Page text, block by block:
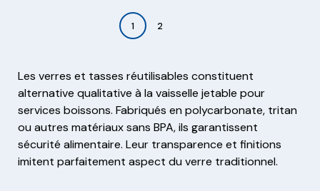
1 2
Les verres et tasses réutilisables constituent
alternative qualitative à la vaisselle jetable pour
services boissons. Fabriqués en polycarbonate, tritan
ou autres matériaux sans BPA, ils garantissent
sécurité alimentaire. Leur transparence et finitions
imitent parfaitement aspect du verre traditionnel.